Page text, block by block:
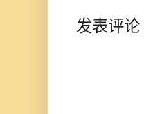
发表评论